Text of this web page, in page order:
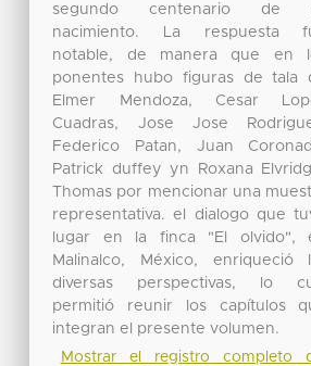
segundo centenario de
nacimiento. La respuesta
notable, de manera que en
ponentes hubo figuras de tala
Elmer Mendoza, Cesar
Cuadras, Jose Jose
Federico Patan, Juan
Patrick duffey yn Roxana
Thomas por mencionar una
representativa. el dialogo que
lugar en la finca "El olvido",
Malinalco, México, enriqueció
diversas perspectivas, lo
permitió reunir los capítulos
integran el presente volumen.
Mostrar el registro completo